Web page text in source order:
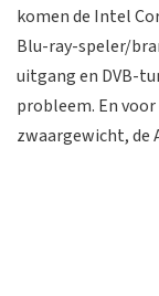
komen de Intel
Blu-ray-speler/
uitgang en DVB-
probleem. En
zwaargewicht, de